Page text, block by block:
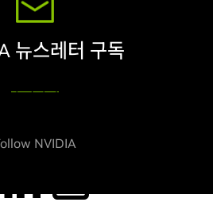
뉴스레터 구독
NVIDIA